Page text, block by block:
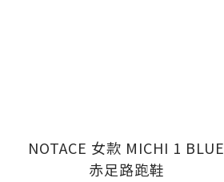
NOTACE 女款 MICHI 1 BLUE
赤足路跑鞋